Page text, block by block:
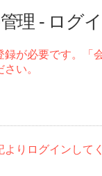
理 - ログ
録が必要です。「
い。
りログインして